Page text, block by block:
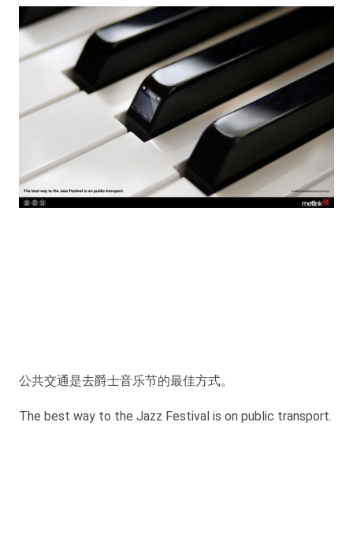
公共交通是去爵士音乐节的最佳方式。
The best way to the Jazz Festival is on public transport.